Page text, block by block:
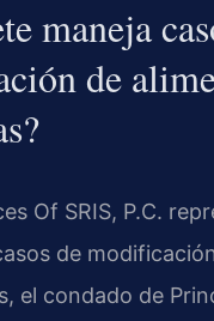
maneja
de
Of SRIS, P.C.
de
el condado de